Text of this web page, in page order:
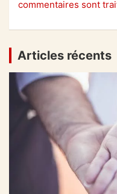
commentaires sont
Articles récents